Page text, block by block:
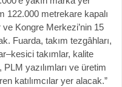
122.000 metrekare kapalı
Kongre Merkezi’nin 15
Fuarda, takım tezgâhları,
takımlar, kalite
yazılımları ve üretim
katılımcılar yer alacak.”